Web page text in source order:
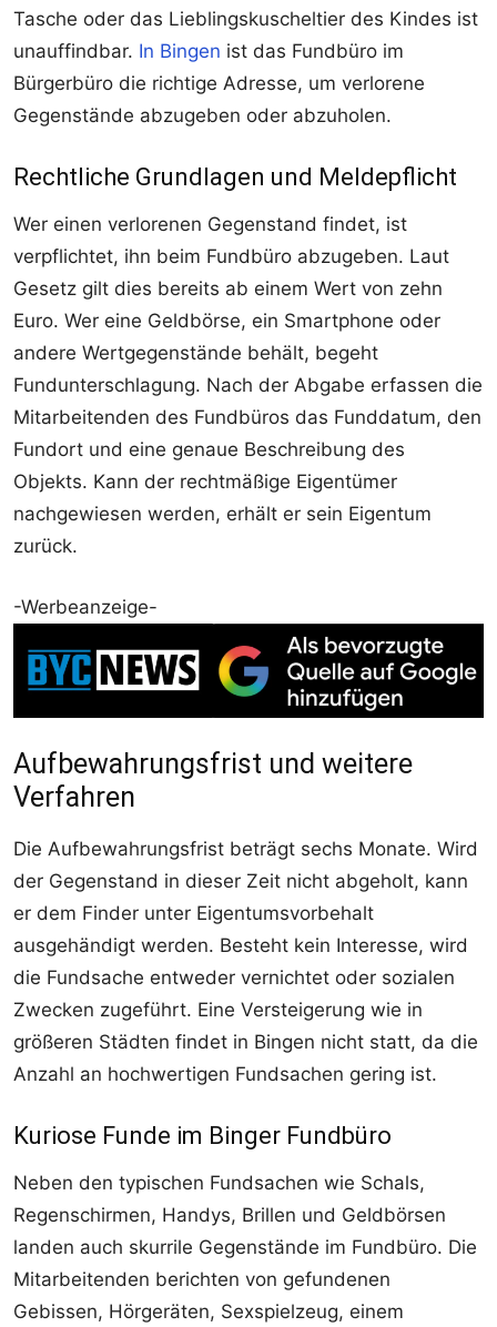
Tasche oder das Lieblingskuscheltier des Kindes ist
unauffindbar. In Bingen ist das Fundbüro im
Bürgerbüro die richtige Adresse, um verlorene
Gegenstände abzugeben oder abzuholen.
Rechtliche Grundlagen und Meldepflicht
Wer einen verlorenen Gegenstand findet, ist
verpflichtet, ihn beim Fundbüro abzugeben. Laut
Gesetz gilt dies bereits ab einem Wert von zehn
Euro. Wer eine Geldbörse, ein Smartphone oder
andere Wertgegenstände behält, begeht
Fundunterschlagung. Nach der Abgabe erfassen die
Mitarbeitenden des Fundbüros das Funddatum, den
Fundort und eine genaue Beschreibung des
Objekts. Kann der rechtmäßige Eigentümer
nachgewiesen werden, erhält er sein Eigentum
zurück.
-Werbeanzeige-
Aufbewahrungsfrist und weitere
Verfahren
Die Aufbewahrungsfrist beträgt sechs Monate. Wird
der Gegenstand in dieser Zeit nicht abgeholt, kann
er dem Finder unter Eigentumsvorbehalt
ausgehändigt werden. Besteht kein Interesse, wird
die Fundsache entweder vernichtet oder sozialen
Zwecken zugeführt. Eine Versteigerung wie in
größeren Städten findet in Bingen nicht statt, da die
Anzahl an hochwertigen Fundsachen gering ist.
Kuriose Funde im Binger Fundbüro
Neben den typischen Fundsachen wie Schals,
Regenschirmen, Handys, Brillen und Geldbörsen
landen auch skurrile Gegenstände im Fundbüro. Die
Mitarbeitenden berichten von gefundenen
Gebissen, Hörgeräten, Sexspielzeug, einem